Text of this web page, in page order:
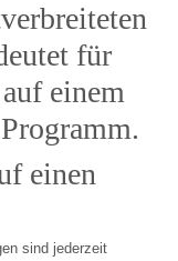
für
einem
einen
sind jederzeit